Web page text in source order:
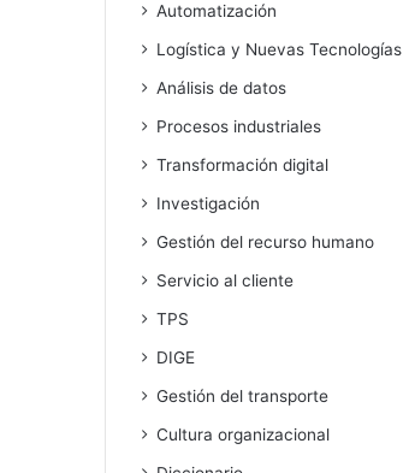
Automatización
Logística y Nuevas Tecnologías
Análisis de datos
Procesos industriales
Transformación digital
Investigación
Gestión del recurso humano
Servicio al cliente
TPS
DIGE
Gestión del transporte
Cultura organizacional